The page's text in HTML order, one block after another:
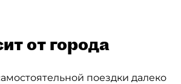
от города
поездки далеко